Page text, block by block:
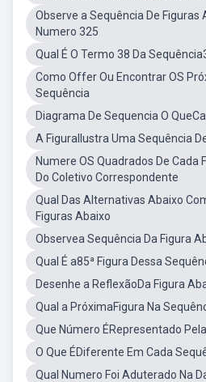
Observe a Sequência De Figuras
Numero 325
Qual É O Termo 38 Da
Como Offer Ou Encontrar OS
Sequência
Diagrama De Sequencia O
A FiguraIlustra Uma Sequência
Numere OS Quadrados De Cada
Do Coletivo Correspondente
Qual Das Alternativas Abaixo
Figuras Abaixo
Observea Sequência Da Figura
Qual É a85ª Figura Dessa
Desenhe a ReflexãoDa Figura
Qual a PróximaFigura Na
Que Número ÉRepresentado
O Que ÉDiferente Em Cada
Qual Numero Foi Aduterado Na